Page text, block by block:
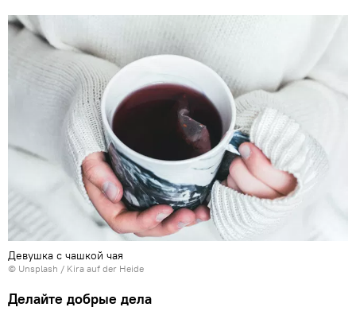
Девушка с чашкой чая
© Unsplash / Kira auf der Heide
Делайте добрые дела